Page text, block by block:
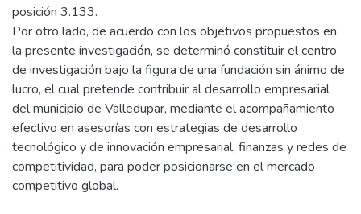
posición 3.133.
Por otro lado, de acuerdo con los objetivos propuestos en
la presente investigación, se determinó constituir el centro
de investigación bajo la figura de una fundación sin ánimo de
lucro, el cual pretende contribuir al desarrollo empresarial
del municipio de Valledupar, mediante el acompañamiento
efectivo en asesorías con estrategias de desarrollo
tecnológico y de innovación empresarial, finanzas y redes de
competitividad, para poder posicionarse en el mercado
competitivo global.